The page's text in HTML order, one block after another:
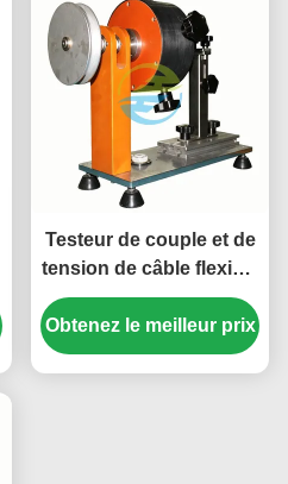
Testeur de couple et de
tension de câble flexible
de haute précision pour
la conformité de
soulagement de la
Obtenez le meilleur prix